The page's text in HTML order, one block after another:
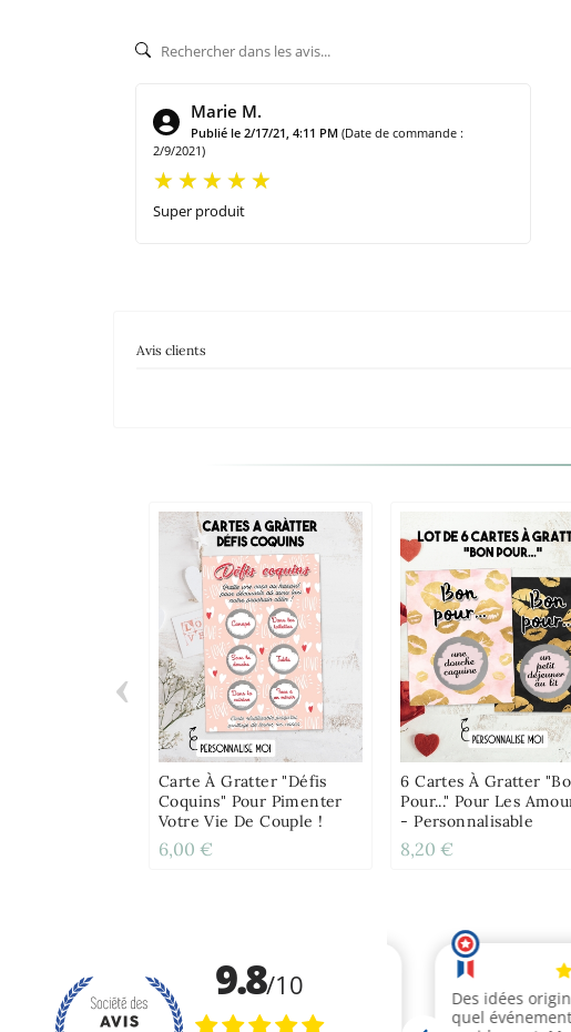
Marie M.
Publié le 2/17/21, 4:11 PM (Date de commande :
2/9/2021)
Super produit
Avis clients
Carte À Gratter "Défis
Coquins" Pour Pimenter
Votre Vie De Couple !
6,00 €
6 Cartes À Gratter
Pour..." Pour Les
- Personnalisable
8,20 €
‹